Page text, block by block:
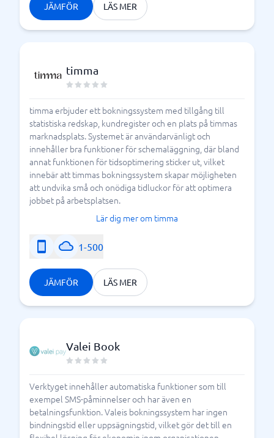
JÄMFÖR LÄS MER
timma
timma erbjuder ett bokningssystem med tillgång till
statistiska redskap, kundregister och en plats på timmas
marknadsplats. Systemet är användarvänligt och
innehåller bra funktioner för schemaläggning, där bland
annat funktionen för tidsoptimering sticker ut, vilket
innebär att timmas bokningssystem skapar möjligheten
att undvika små och onödiga tidluckor för att optimera
jobbet på arbetsplatsen.
Lär dig mer om timma
1-500
JÄMFÖR LÄS MER
Valei Book
Verktyget innehåller automatiska funktioner som till
exempel SMS-påminnelser och har även en
betalningsfunktion. Valeis bokningssystem har ingen
bindningstid eller uppsägningstid, vilket gör det till en